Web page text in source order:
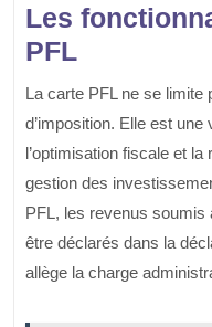
Les
PFL
La carte PFL ne se limite
d’imposition. Elle est
l’optimisation fiscale et
gestion des
PFL, les revenus soumis
être déclarés dans la
allège la charge